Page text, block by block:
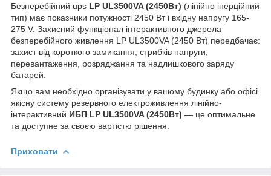
Безперебійний ups LP UL3500VA (2450Вт) (лінійно інерційний
тип) має показники потужності 2450 Вт і вхідну напругу 165-
275 V. Захисний функціонал інтерактивного джерела
безперебійного живлення LP UL3500VA (2450 Вт) передбачає:
захист від короткого замикання, стрибків напруги,
перевантаження, розряджання та надлишкового заряду
батарей.
Якщо вам необхідно організувати у вашому будинку або офісі
якісну систему резервного електроживлення лінійно-
інтерактивний ИБП LP UL3500VA (2450Вт) — це оптимальне
та доступне за своєю вартістю рішення.
Приховати